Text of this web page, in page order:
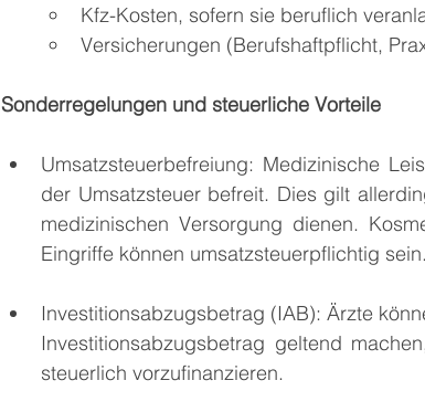
Kfz-Kosten, sofern sie beruflich
Versicherungen (Berufshaftpflicht,
Sonderregelungen und steuerliche Vorteile
Umsatzsteuerbefreiung: Medizinische
der Umsatzsteuer befreit. Dies gilt
medizinischen Versorgung dienen.
Eingriffe können umsatzsteuerpflichtig sein.
Investitionsabzugsbetrag (IAB): Ärzte
Investitionsabzugsbetrag geltend
steuerlich vorzufinanzieren.